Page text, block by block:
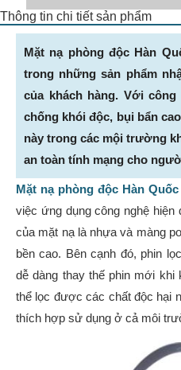
Thông tin chi tiết sản phẩm
Mặt nạ phòng độc Hàn
trong những sản phẩm
của khách hàng. Với
chống khói độc, bụi bẩn
này trong các mội trường
an toàn tính mạng cho
Mặt nạ phòng độc Hàn Quốc
việc ứng dụng công nghệ hiện
của mặt nạ là nhựa và màng
bền cao. Bên cạnh đó, phin
dễ dàng thay thế phin mới
thể lọc được các chất độc hại
thích hợp sử dụng ở cả môi